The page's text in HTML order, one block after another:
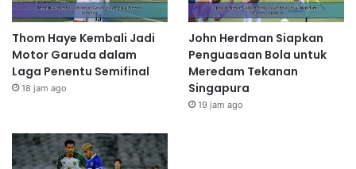
Thom Haye Kembali Jadi
Motor Garuda dalam
Laga Penentu Semifinal
18 jam ago
John Herdman Siapkan
Penguasaan Bola untuk
Meredam Tekanan
Singapura
19 jam ago